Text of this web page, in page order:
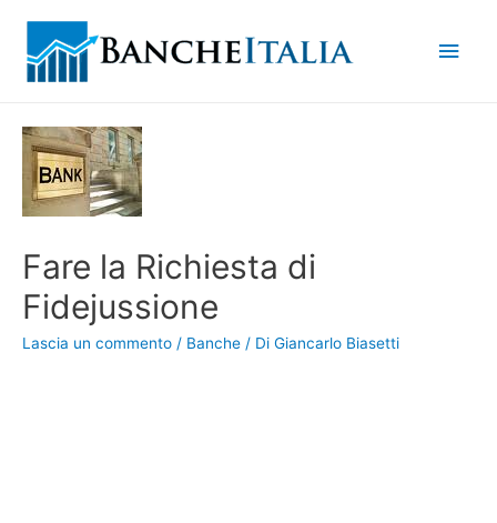
Fare la Richiesta di
Fidejussione
Lascia un commento / Banche / Di Giancarlo Biasetti